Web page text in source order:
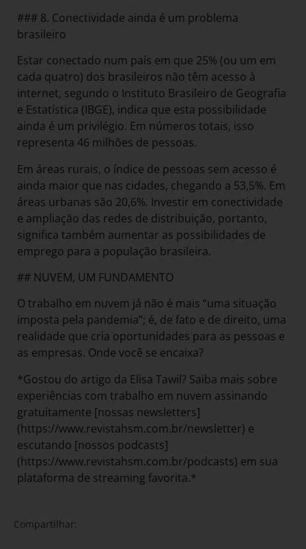
### 8. Conectividade ainda é um problema
brasileiro
Estar conectado num país em que 25% (ou um em
cada quatro) dos brasileiros não têm acesso à
internet, segundo o Instituto Brasileiro de Geografia
e Estatística (IBGE), indica que esta possibilidade
ainda é um privilégio. Em números totais, isso
representa 46 milhões de pessoas.
Em áreas rurais, o índice de pessoas sem acesso é
ainda maior que nas cidades, chegando a 53,5%. Em
áreas urbanas são 20,6%. Investir em conectividade
e ampliação das redes de distribuição, portanto,
significa também aumentar as possibilidades de
emprego para a população brasileira.
## NUVEM, UM FUNDAMENTO
O trabalho em nuvem já não é mais “uma situação
imposta pela pandemia”; é, de fato e de direito, uma
realidade que cria oportunidades para as pessoas e
as empresas. Onde você se encaixa?
*Gostou do artigo da Elisa Tawil? Saiba mais sobre
experiências com trabalho em nuvem assinando
gratuitamente [nossas newsletters]
(https://www.revistahsm.com.br/newsletter) e
escutando [nossos podcasts]
(https://www.revistahsm.com.br/podcasts) em sua
plataforma de streaming favorita.*
Compartilhar: